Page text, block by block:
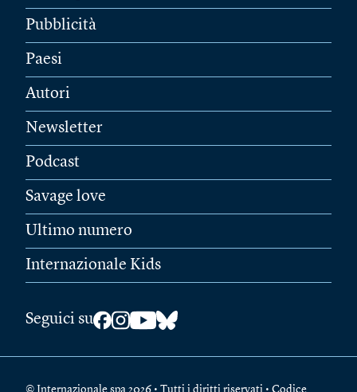
Pubblicità
Paesi
Autori
Newsletter
Podcast
Savage love
Ultimo numero
Internazionale Kids
Seguici su
© Internazionale spa 2026 • Tutti i diritti riservati • Codice